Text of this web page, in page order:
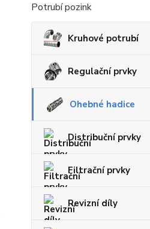
Potrubí pozink
Kruhové potrubí
Regulační prvky
Ohebné hadice
Distribuční prvky
Filtrační prvky
Revizní díly